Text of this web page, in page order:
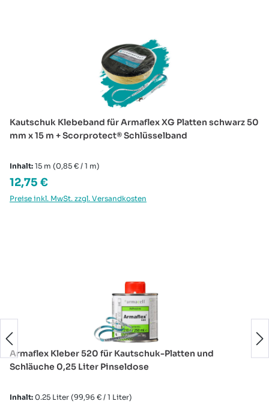
Kautschuk Klebeband für Armaflex XG Platten schwarz 50
mm x 15 m + Scorprotect® Schlüsselband
Inhalt: 15 m (0,85 € / 1 m)
Regulärer Preis:
12,75 €
Preise inkl. MwSt. zzgl. Versandkosten
Armaflex Kleber 520 für Kautschuk-Platten und
Schläuche 0,25 Liter Pinseldose
Inhalt: 0.25 Liter (99,96 € / 1 Liter)